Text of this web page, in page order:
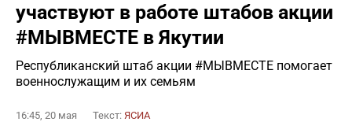
участвуют в работе штабов акции
#МЫВМЕСТЕ в Якутии
Республиканский штаб акции #МЫВМЕСТЕ помогает
военнослужащим и их семьям
16:45, 20 мая Текст: ЯСИА